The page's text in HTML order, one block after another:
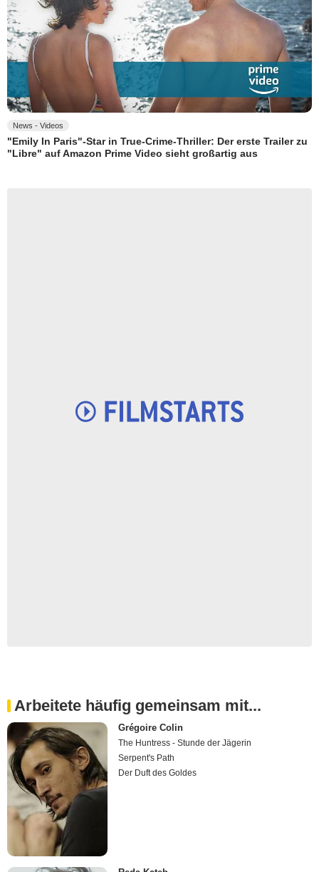
News - Videos
"Emily In Paris"-Star in True-Crime-Thriller: Der erste Trailer zu
"Libre" auf Amazon Prime Video sieht großartig aus
Arbeitete häufig gemeinsam mit...
Grégoire Colin
The Huntress - Stunde der Jägerin
Serpent's Path
Der Duft des Goldes